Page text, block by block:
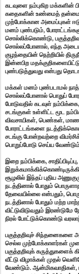
கடவுளை நம்புகிற
கதைகளின் உண்மைத்
முற்போக்கான அமைப்புகள்
மனம் புண்படும்,
சொல்லிக்கொண்டு,
சொல்லப்போனால், எந்த
குழந்தையின் நெற்றியில்
இன்னபிற
புண்படுத்துவது என்பது
மக்கள் மனம் புண்படாமல்
சொல்லப்போனால் பொதுப்
போடுவதில் கடவுள்
சடங்குகள் உள்ளிட்ட மூட
விவசாயிகள், பெண்கள்,
போராட்டங்களை
சடங்கு போன்றவற்றை
பொறுப்போடு செய்ய
இறை நம்பிக்கை,
சூழலில் இந்தப் புதிய
நடத்தினால் போதும்
தேவையில்லை என்பதும்,
நடத்தினால் போதும் மற்ற
விட்டுவிடுவதும்
நிரல் போட்டுக்கொண்டு
பகுத்தறிவுச் சிந்தனைகளை
செல்ல முற்போக்காளர்கள்
பகுத்தறிவுக் கருத்துகளைக்
வீட்டு விழாக்கள் முதல்
வேண்டும். ஆன்மிகவாதிகள்,